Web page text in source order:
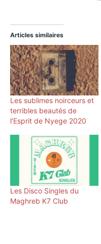
Articles similaires
Les sublimes noirceurs et
terribles beautés de
l’Esprit de Nyege 2020
Les Disco Singles du
Maghreb K7 Club